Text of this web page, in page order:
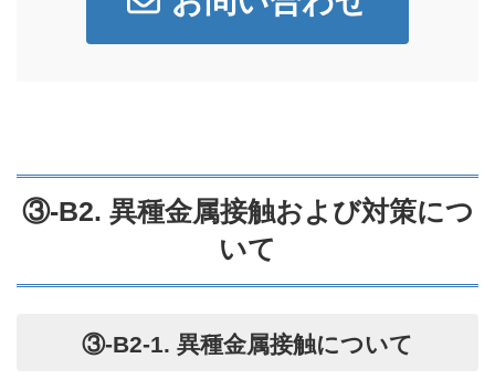
③-B2. 異種金属接触および対策につ
いて
③-B2-1. 異種金属接触について